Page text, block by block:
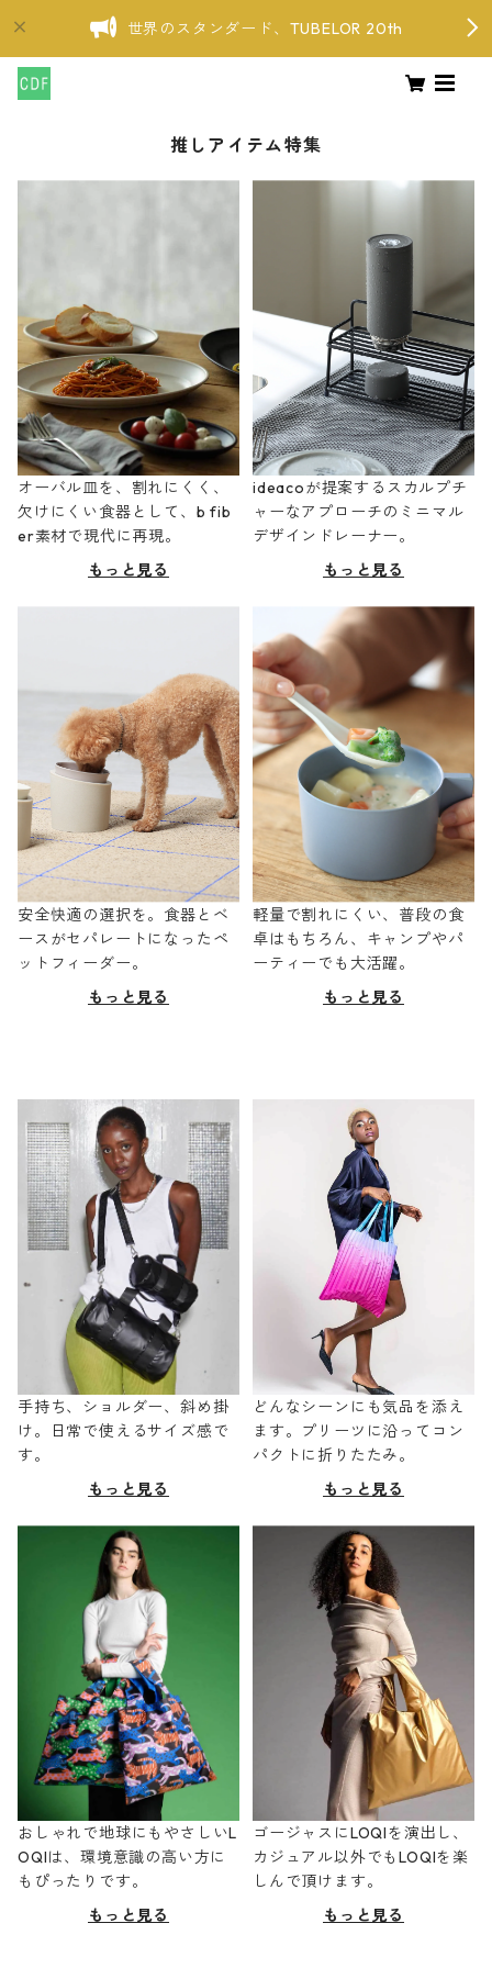
世界のスタンダード、TUBELOR 20th
推しアイテム特集
オーバル皿を、割れにくく、
欠けにくい食器として、b fib
er素材で現代に再現。
もっと見る
ideacoが提案するスカルプチ
ャーなアプローチのミニマル
デザインドレーナー。
もっと見る
安全快適の選択を。食器とベ
ースがセパレートになったペ
ットフィーダー。
もっと見る
軽量で割れにくい、普段の食
卓はもちろん、キャンプやパ
ーティーでも大活躍。
もっと見る
手持ち、ショルダー、斜め掛
け。日常で使えるサイズ感で
す。
もっと見る
どんなシーンにも気品を添え
ます。プリーツに沿ってコン
パクトに折りたたみ。
もっと見る
おしゃれで地球にもやさしいL
OQIは、環境意識の高い方に
もぴったりです。
もっと見る
ゴージャスにLOQIを演出し、
カジュアル以外でもLOQIを楽
しんで頂けます。
もっと見る